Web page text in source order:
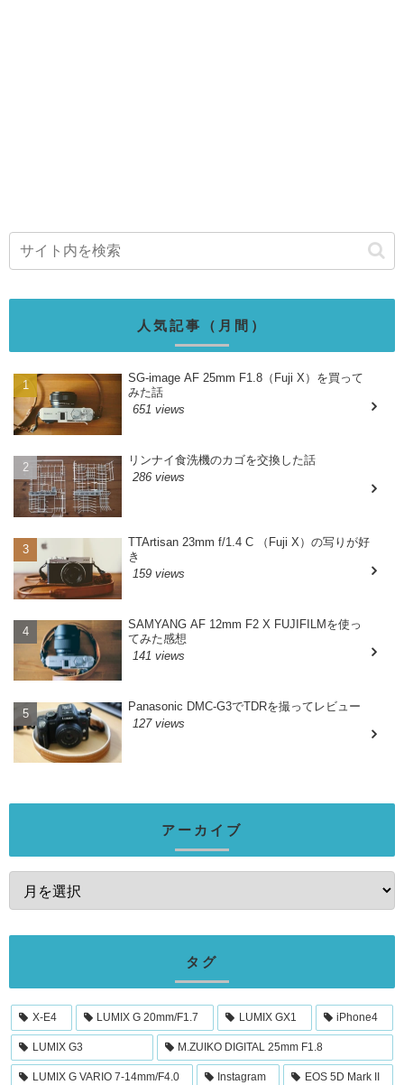
人気記事（月間）
SG-image AF 25mm F1.8（Fuji X）を買って
みた話
651 views
リンナイ食洗機のカゴを交換した話
286 views
TTArtisan 23mm f/1.4 C （Fuji X）の写りが好
き
159 views
SAMYANG AF 12mm F2 X FUJIFILMを使っ
てみた感想
141 views
Panasonic DMC-G3でTDRを撮ってレビュー
127 views
アーカイブ
タグ
X-E4 LUMIX G 20mm/F1.7 LUMIX GX1 iPhone4
LUMIX G3 M.ZUIKO DIGITAL 25mm F1.8
LUMIX G VARIO 7-14mm/F4.0 Instagram EOS 5D Mark II